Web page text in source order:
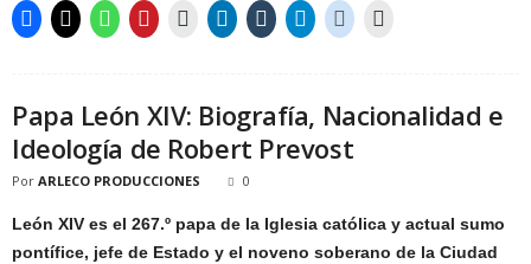
Papa León XIV: Biografía, Nacionalidad e
Ideología de Robert Prevost
Por ARLECO PRODUCCIONES 0
León XIV es el 267.º papa de la Iglesia católica y actual sumo
pontífice, jefe de Estado y el noveno soberano de la Ciudad